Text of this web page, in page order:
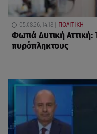
05.08.26, 14:18 ΠΟΛΙΤΙΚΗ
Φωτιά Δυτική Αττική:
πυρόπληκτους